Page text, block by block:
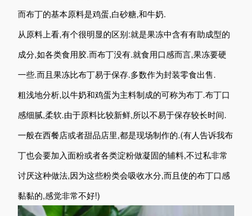
而布丁的基本原料是鸡蛋,白砂糖,和牛奶.
从原料上看,有个很明显的区别:就是果冻中含有有助成型的
成分,如各类食用胶.而布丁没有.就食用口感而言,果冻要硬
一些.而且果冻比布丁易于保存.多数作为封装零食出售.
粗浅地分析,以牛奶和鸡蛋为主料制成的可称为布丁.布丁口
感细腻,柔软.由于原料比较新鲜,所以不易于保存较长时间.
一般在西餐店或者甜品店里,都是现场制作的.(有人告诉我布
丁也会要加入面粉或者各类淀粉做凝固的辅料,不过私非常
讨厌这种做法,因为这些粉类会吸收水分,而且使的布丁口感
黏黏的,感觉非常不好!)